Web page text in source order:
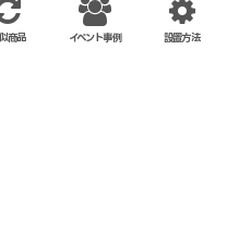
商品 イベント事例 設置方法